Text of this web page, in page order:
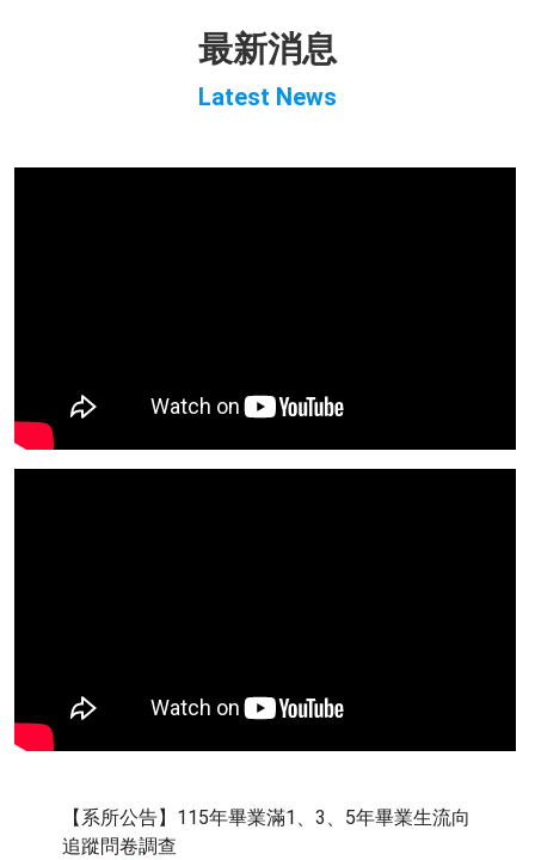
最新消息
Latest News
【系所公告】115年畢業滿1、3、5年畢業生流向
追蹤問卷調查